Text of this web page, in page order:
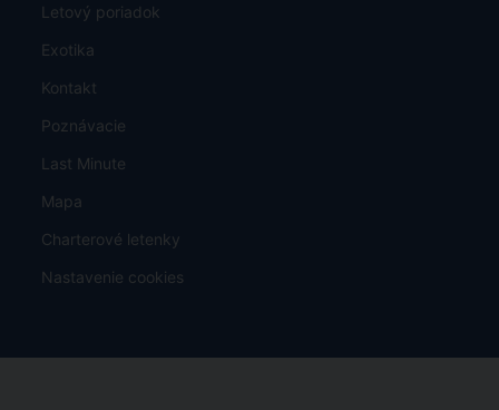
Letový poriadok
Exotika
Kontakt
Poznávacie
Last Minute
Mapa
Charterové letenky
Nastavenie cookies